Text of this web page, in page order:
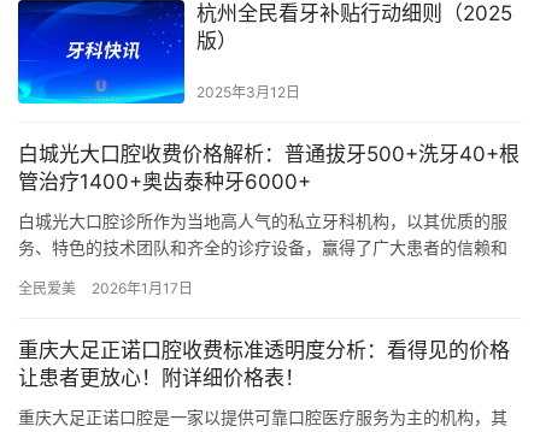
杭州全民看牙补贴行动细则（2025
版）
2025年3月12日
白城光大口腔收费价格解析：普通拔牙500+洗牙40+根
管治疗1400+奥齿泰种牙6000+
白城光大口腔诊所作为当地高人气的私立牙科机构，以其优质的服
务、特色的技术团队和齐全的诊疗设备，赢得了广大患者的信赖和
术优势…
全民爱美 2026年1月17日
重庆大足正诺口腔收费标准透明度分析：看得见的价格
让患者更放心！附详细价格表！
重庆大足正诺口腔是一家以提供可靠口腔医疗服务为主的机构，其